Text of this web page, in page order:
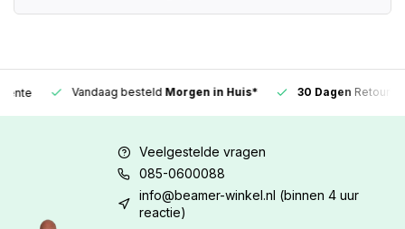
Vandaag besteldMorgen in Huis* 30 DagenRetour*
Veelgestelde vragen
085-0600088
info@beamer-winkel.nl (binnen 4 uur
reactie)